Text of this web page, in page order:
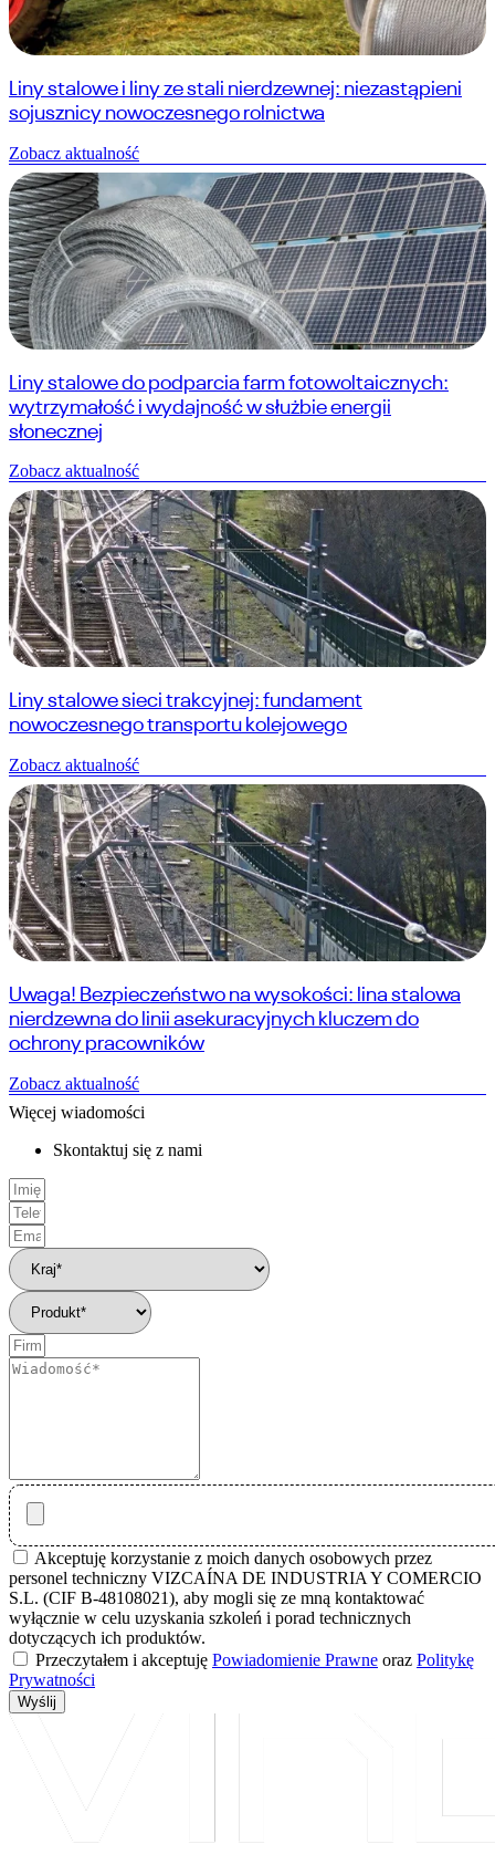
Liny stalowe i liny ze stali nierdzewnej: niezastąpieni
sojusznicy nowoczesnego rolnictwa
Zobacz aktualność
Liny stalowe do podparcia farm fotowoltaicznych:
wytrzymałość i wydajność w służbie energii
słonecznej
Zobacz aktualność
Liny stalowe sieci trakcyjnej: fundament
nowoczesnego transportu kolejowego
Zobacz aktualność
Uwaga! Bezpieczeństwo na wysokości: lina stalowa
nierdzewna do linii asekuracyjnych kluczem do
ochrony pracowników
Zobacz aktualność
Więcej wiadomości
Skontaktuj się z nami
Akceptuję korzystanie z moich danych osobowych przez
personel techniczny VIZCAÍNA DE INDUSTRIA Y COMERCIO
S.L. (CIF B-48108021), aby mogli się ze mną kontaktować
wyłącznie w celu uzyskania szkoleń i porad technicznych
dotyczących ich produktów.
Przeczytałem i akceptuję Powiadomienie Prawne oraz Politykę
Prywatności
Wyślij